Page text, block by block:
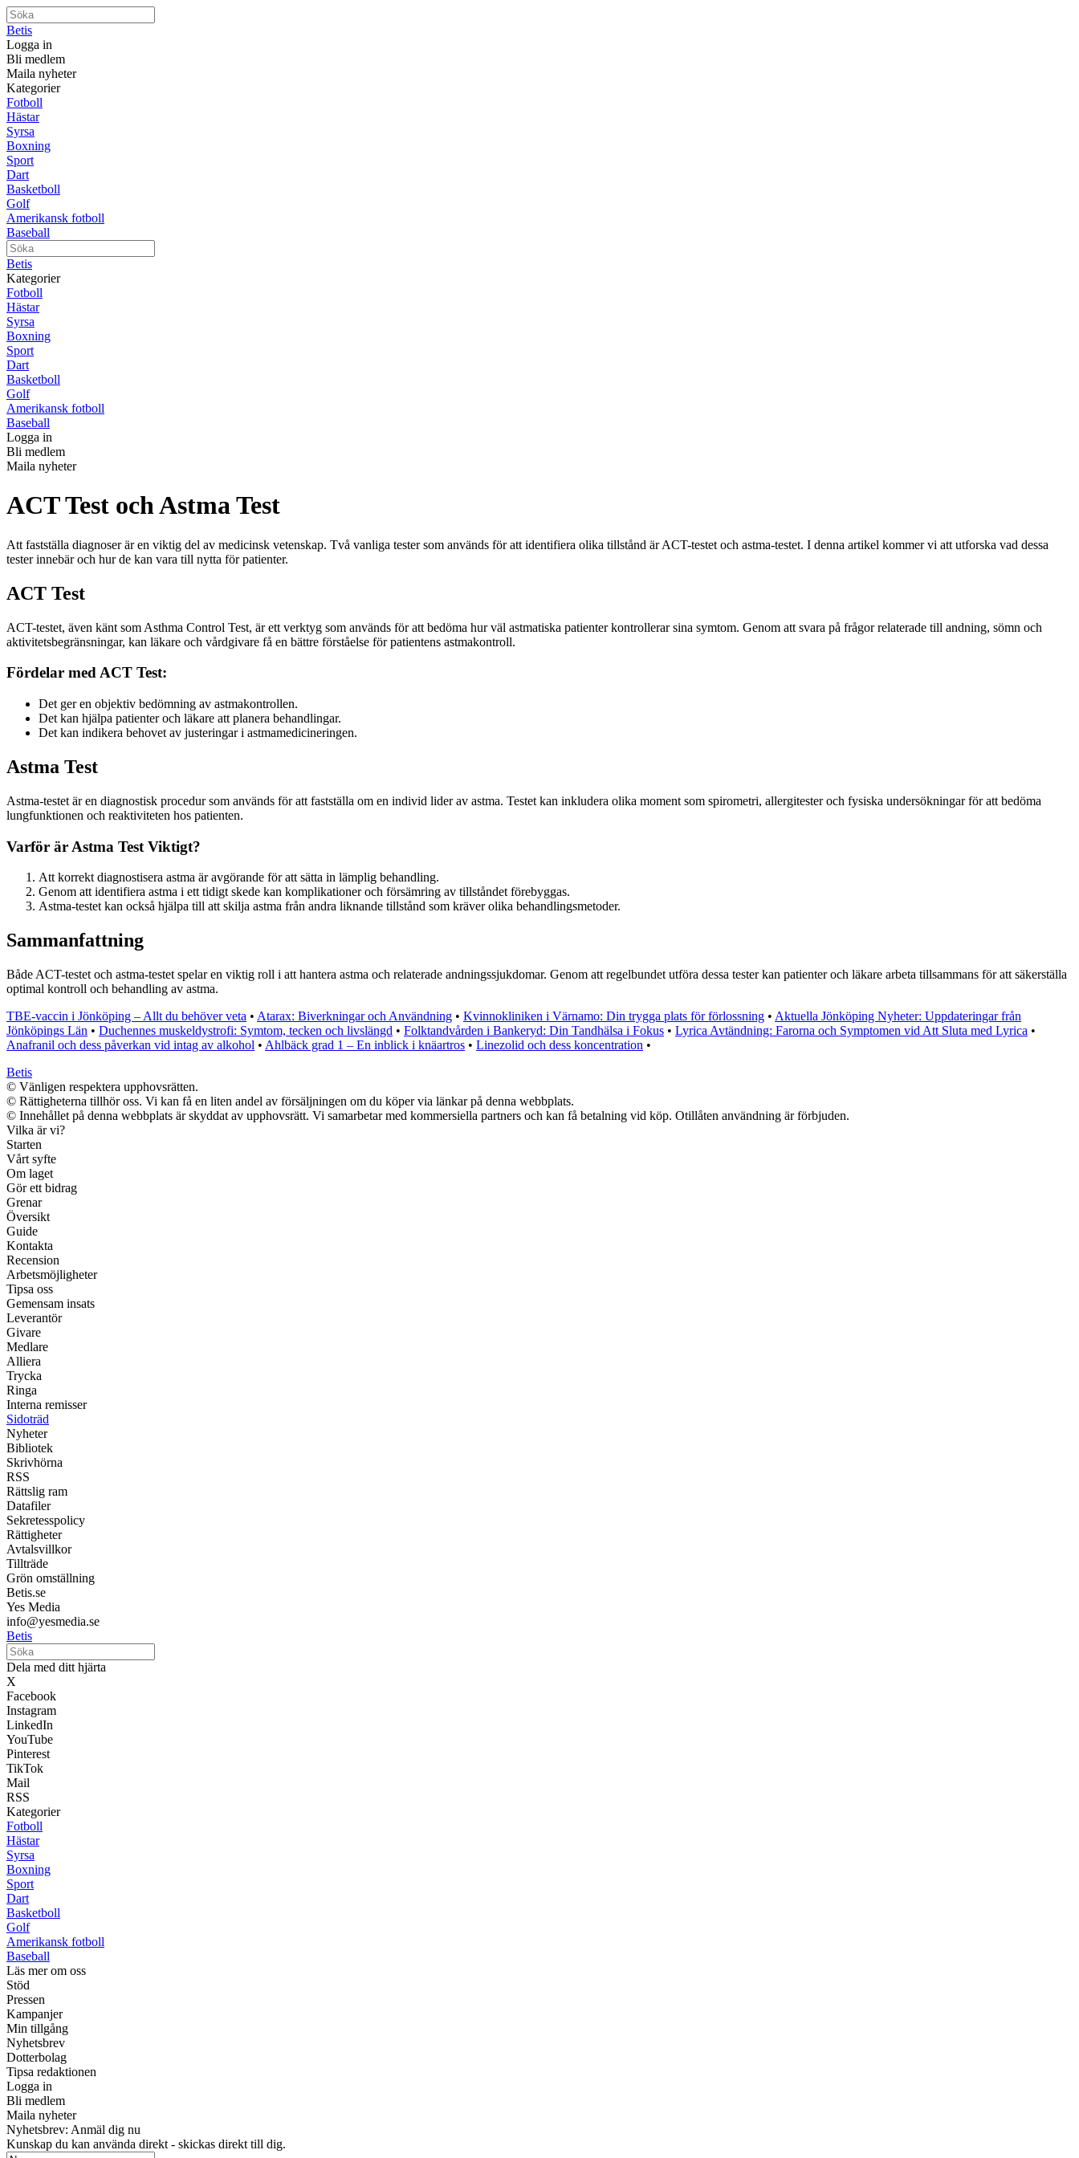
Betis
Logga in
Bli medlem
Maila nyheter
Kategorier
Fotboll
Hästar
Syrsa
Boxning
Sport
Dart
Basketboll
Golf
Amerikansk fotboll
Baseball
Betis
Kategorier
Fotboll
Hästar
Syrsa
Boxning
Sport
Dart
Basketboll
Golf
Amerikansk fotboll
Baseball
Logga in
Bli medlem
Maila nyheter
ACT Test och Astma Test
Att fastställa diagnoser är en viktig del av medicinsk vetenskap. Två vanliga tester som används för att identifiera olika tillstånd är ACT-testet och astma-testet. I denna artikel kommer vi att utforska vad dessa
tester innebär och hur de kan vara till nytta för patienter.
ACT Test
ACT-testet, även känt som Asthma Control Test, är ett verktyg som används för att bedöma hur väl astmatiska patienter kontrollerar sina symtom. Genom att svara på frågor relaterade till andning, sömn och
aktivitetsbegränsningar, kan läkare och vårdgivare få en bättre förståelse för patientens astmakontroll.
Fördelar med ACT Test:
Det ger en objektiv bedömning av astmakontrollen.
Det kan hjälpa patienter och läkare att planera behandlingar.
Det kan indikera behovet av justeringar i astmamedicineringen.
Astma Test
Astma-testet är en diagnostisk procedur som används för att fastställa om en individ lider av astma. Testet kan inkludera olika moment som spirometri, allergitester och fysiska undersökningar för att bedöma
lungfunktionen och reaktiviteten hos patienten.
Varför är Astma Test Viktigt?
Att korrekt diagnostisera astma är avgörande för att sätta in lämplig behandling.
Genom att identifiera astma i ett tidigt skede kan komplikationer och försämring av tillståndet förebyggas.
Astma-testet kan också hjälpa till att skilja astma från andra liknande tillstånd som kräver olika behandlingsmetoder.
Sammanfattning
Både ACT-testet och astma-testet spelar en viktig roll i att hantera astma och relaterade andningssjukdomar. Genom att regelbundet utföra dessa tester kan patienter och läkare arbeta tillsammans för att säkerställa
optimal kontroll och behandling av astma.
TBE-vaccin i Jönköping – Allt du behöver veta • Atarax: Biverkningar och Användning • Kvinnokliniken i Värnamo: Din trygga plats för förlossning • Aktuella Jönköping Nyheter: Uppdateringar från
Jönköpings Län • Duchennes muskeldystrofi: Symtom, tecken och livslängd • Folktandvården i Bankeryd: Din Tandhälsa i Fokus • Lyrica Avtändning: Farorna och Symptomen vid Att Sluta med Lyrica •
Anafranil och dess påverkan vid intag av alkohol • Ahlbäck grad 1 – En inblick i knäartros • Linezolid och dess koncentration •
Betis
© Vänligen respektera upphovsrätten.
© Rättigheterna tillhör oss. Vi kan få en liten andel av försäljningen om du köper via länkar på denna webbplats.
© Innehållet på denna webbplats är skyddat av upphovsrätt. Vi samarbetar med kommersiella partners och kan få betalning vid köp. Otillåten användning är förbjuden.
Vilka är vi?
Starten
Vårt syfte
Om laget
Gör ett bidrag
Grenar
Översikt
Guide
Kontakta
Recension
Arbetsmöjligheter
Tipsa oss
Gemensam insats
Leverantör
Givare
Medlare
Alliera
Trycka
Ringa
Interna remisser
Sidoträd
Nyheter
Bibliotek
Skrivhörna
RSS
Rättslig ram
Datafiler
Sekretesspolicy
Rättigheter
Avtalsvillkor
Tillträde
Grön omställning
Betis.se
Yes Media
info@yesmedia.se
Betis
Dela med ditt hjärta
X
Facebook
Instagram
LinkedIn
YouTube
Pinterest
TikTok
Mail
RSS
Kategorier
Fotboll
Hästar
Syrsa
Boxning
Sport
Dart
Basketboll
Golf
Amerikansk fotboll
Baseball
Läs mer om oss
Stöd
Pressen
Kampanjer
Min tillgång
Nyhetsbrev
Dotterbolag
Tipsa redaktionen
Logga in
Bli medlem
Maila nyheter
Nyhetsbrev: Anmäl dig nu
Kunskap du kan använda direkt - skickas direkt till dig.